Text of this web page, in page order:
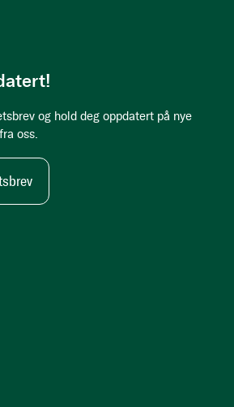
og hold deg oppdatert på nye
oss.